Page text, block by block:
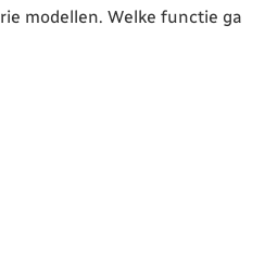
modellen. Welke functie ga